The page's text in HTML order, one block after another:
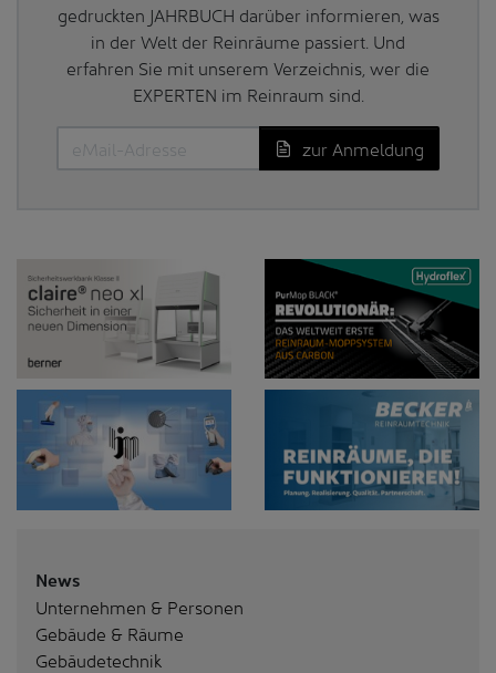
gedruckten JAHRBUCH darüber informieren, was
in der Welt der Reinräume passiert. Und
erfahren Sie mit unserem Verzeichnis, wer die
EXPERTEN im Reinraum sind.
zur Anmeldung
News
Unternehmen & Personen
Gebäude & Räume
Gebäudetechnik